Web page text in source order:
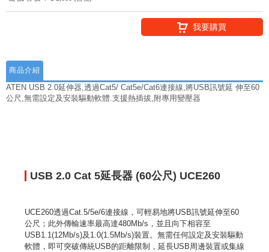
我要購買
商品介紹
ATEN USB 2.0延伸器,透過Cat5/ Cat5e/Cat6連接線,將USB訊號延 伸至60
公尺,無需設定及安裝驅動軟體.支援熱插拔,附專用變壓器
USB 2.0 Cat 5延長器 (60公尺) UCE260
UCE260透過Cat.5/5e/6連接線，可輕易地將USB訊號延伸至60
公尺；此外傳輸速率最高達480Mb/s，並且向下相容至
USB1.1(12Mb/s)及1.0(1.5Mb/s)裝置。無需任何設定及安裝驅動
軟體，即可突破傳統USB的距離限制，延長USB周邊裝置或集線